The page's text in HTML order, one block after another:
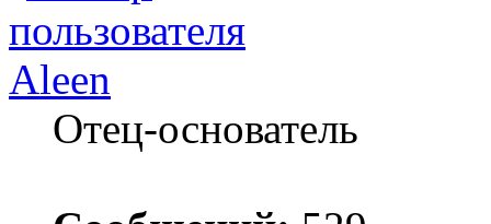
Aleen
Отец-основатель